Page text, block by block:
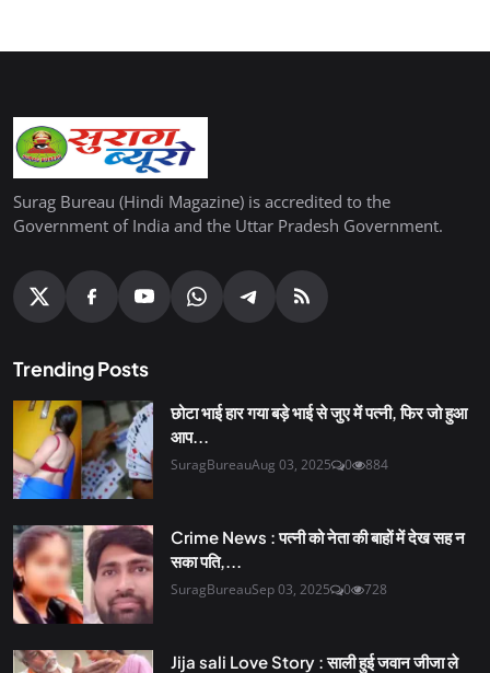
Surag Bureau (Hindi Magazine) is accredited to the
Government of India and the Uttar Pradesh Government.
Trending Posts
छोटा भाई हार गया बड़े भाई से जुए में पत्नी, फिर जो हुआ
आप...
SuragBureauAug 03, 2025 0 884
Crime News : पत्नी को नेता की बाहों में देख सह न
सका पति,...
SuragBureauSep 03, 2025 0 728
Jija sali Love Story : साली हुई जवान जीजा ले